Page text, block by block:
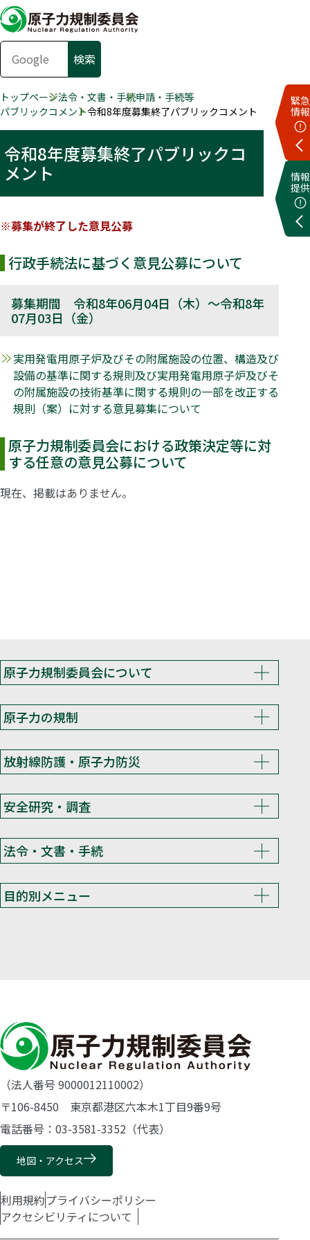
緊急
情報
情報
提供
トップページ法令・文書・手続申請・手続等
パブリックコメント令和8年度募集終了パブリックコメント
令和8年度募集終了パブリックコ
メント
※募集が終了した意見公募
行政手続法に基づく意見公募について
募集期間 令和8年06月04日（木）～令和8年
07月03日（金）
実用発電用原子炉及びその附属施設の位置、構造及び
設備の基準に関する規則及び実用発電用原子炉及びそ
の附属施設の技術基準に関する規則の一部を改正する
規則（案）に対する意見募集について
原子力規制委員会における政策決定等に対
する任意の意見公募について
現在、掲載はありません。
原子力規制委員会について
原子力の規制
放射線防護・原子力防災
安全研究・調査
法令・文書・手続
目的別メニュー
（法人番号 9000012110002）
〒106-8450 東京都港区六本木1丁目9番9号
電話番号：03-3581-3352（代表）
地図・アクセス
利用規約プライバシーポリシー
アクセシビリティについて